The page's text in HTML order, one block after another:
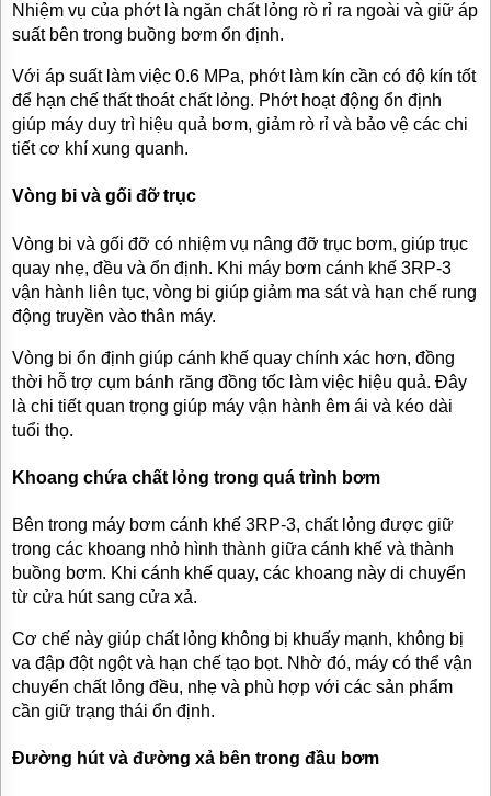
Nhiệm vụ của phớt là ngăn chất lỏng rò rỉ ra ngoài và giữ áp
suất bên trong buồng bơm ổn định.
Với áp suất làm việc 0.6 MPa, phớt làm kín cần có độ kín tốt
để hạn chế thất thoát chất lỏng. Phớt hoạt động ổn định
giúp máy duy trì hiệu quả bơm, giảm rò rỉ và bảo vệ các chi
tiết cơ khí xung quanh.
Vòng bi và gối đỡ trục
Vòng bi và gối đỡ có nhiệm vụ nâng đỡ trục bơm, giúp trục
quay nhẹ, đều và ổn định. Khi máy bơm cánh khế 3RP-3
vận hành liên tục, vòng bi giúp giảm ma sát và hạn chế rung
động truyền vào thân máy.
Vòng bi ổn định giúp cánh khế quay chính xác hơn, đồng
thời hỗ trợ cụm bánh răng đồng tốc làm việc hiệu quả. Đây
là chi tiết quan trọng giúp máy vận hành êm ái và kéo dài
tuổi thọ.
Khoang chứa chất lỏng trong quá trình bơm
Bên trong máy bơm cánh khế 3RP-3, chất lỏng được giữ
trong các khoang nhỏ hình thành giữa cánh khế và thành
buồng bơm. Khi cánh khế quay, các khoang này di chuyển
từ cửa hút sang cửa xả.
Cơ chế này giúp chất lỏng không bị khuấy mạnh, không bị
va đập đột ngột và hạn chế tạo bọt. Nhờ đó, máy có thể vận
chuyển chất lỏng đều, nhẹ và phù hợp với các sản phẩm
cần giữ trạng thái ổn định.
Đường hút và đường xả bên trong đầu bơm